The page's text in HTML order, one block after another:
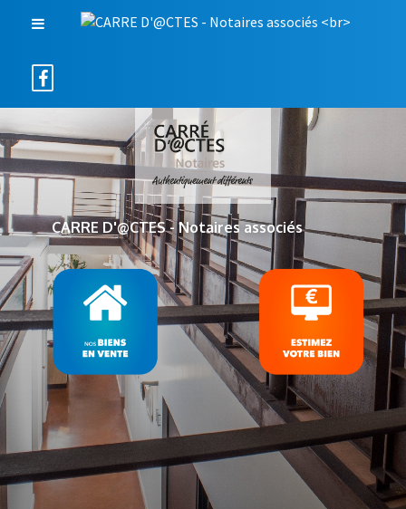
CARRE D'@CTES - Notaires associés